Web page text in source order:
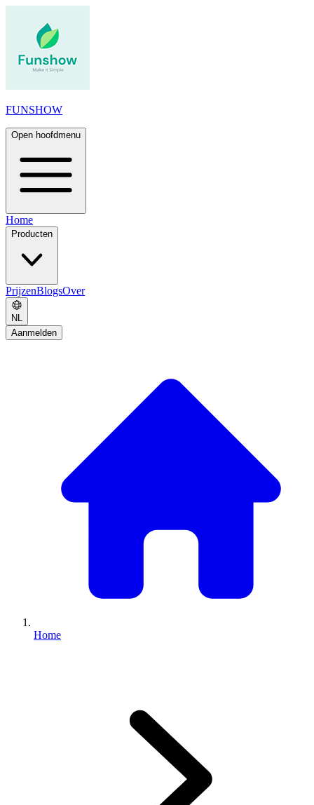
FUNSHOW
Open hoofdmenu
Home
Producten
PrijzenBlogsOver
NL
Aanmelden
Home